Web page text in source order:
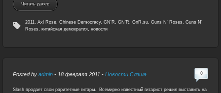
Читать далее
2011, Axl Rose, Chinese Democracy, GN'R, GN’R, GnR.su, Guns N' Roses, Guns N’
Roses, китайская демократия, новости
Posted by admin - 18 февраля 2011 - Новости Слэша 0
Slash продает свои раритетные гитары. Всемирно известный гитарист решил выставить на